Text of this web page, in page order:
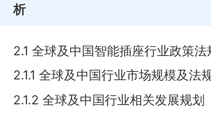
析
2.1 全球及中国智能插座行业政策
2.1.1 全球及中国行业市场规模及法
2.1.2 全球及中国行业相关发展规划